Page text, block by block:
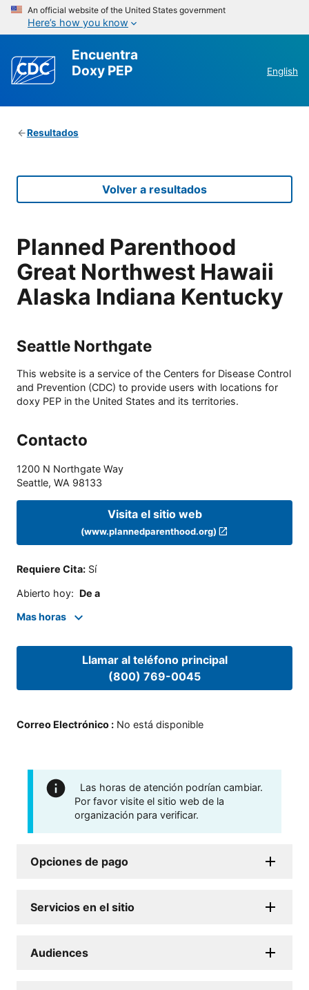
An official website of the United States government
Here’s how you know
Encuentra
Doxy PEP
English
Resultados
Volver a resultados
Planned Parenthood
Great Northwest Hawaii
Alaska Indiana Kentucky
Seattle Northgate
This website is a service of the Centers for Disease Control
and Prevention (CDC) to provide users with locations for
doxy PEP in the United States and its territories.
Contacto
1200 N Northgate Way
Seattle, WA 98133
Visita el sitio web
(www.plannedparenthood.org)
Requiere Cita: Sí
Abierto hoy: De a
Mas horas
Llamar al teléfono principal
(800) 769-0045
Correo Electrónico : No está disponible
Las horas de atención podrían cambiar.
Por favor visite el sitio web de la
organización para verificar.
Opciones de pago
Servicios en el sitio
Audiences